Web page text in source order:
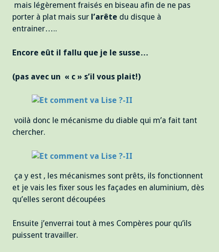
mais légèrement fraisés en biseau afin de ne pas
porter à plat mais sur l’arête du disque à
entrainer…..
Encore eût il fallu que je le susse…
(pas avec un « c » s’il vous plait!)
voilà donc le mécanisme du diable qui m’a fait tant
chercher.
ça y est , les mécanismes sont prêts, ils fonctionnent
et je vais les fixer sous les façades en aluminium, dès
qu’elles seront découpées
Ensuite j’enverrai tout à mes Compères pour qu’ils
puissent travailler.